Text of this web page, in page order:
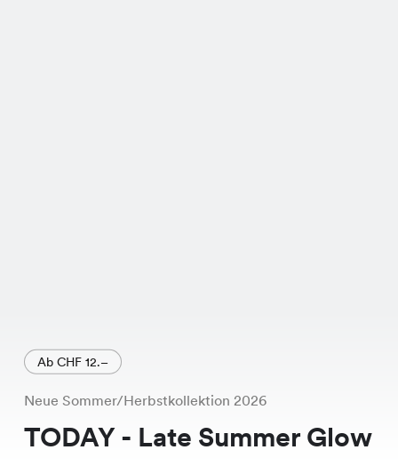
Ab CHF 12.–
Neue Sommer/Herbstkollektion 2026
TODAY - Late Summer Glow